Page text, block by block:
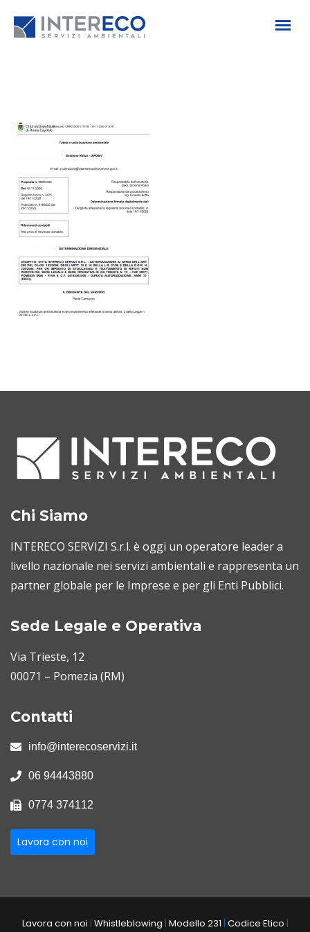
Chi Siamo
INTERECO SERVIZI S.r.l. è oggi un operatore leader a
livello nazionale nei servizi ambientali e rappresenta un
partner globale per le Imprese e per gli Enti Pubblici.
Sede Legale e Operativa
Via Trieste, 12
00071 – Pomezia (RM)
Contatti
info@interecoservizi.it
06 94443880
0774 374112
Lavora con noi
Lavora con noi | Whistleblowing | Modello 231 | Codice Etico |